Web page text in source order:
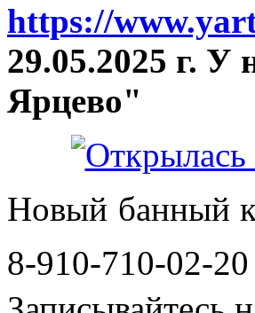
https://
29.05.2025 г. У
Ярцево"
Новый банный
8-910-710-02-20